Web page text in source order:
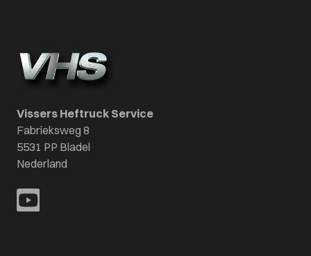
Vissers Heftruck Service
Fabrieksweg 8
5531 PP Bladel
Nederland